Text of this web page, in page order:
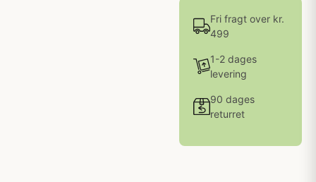
Fri fragt over kr.
499
1-2 dages
levering
90 dages
returret